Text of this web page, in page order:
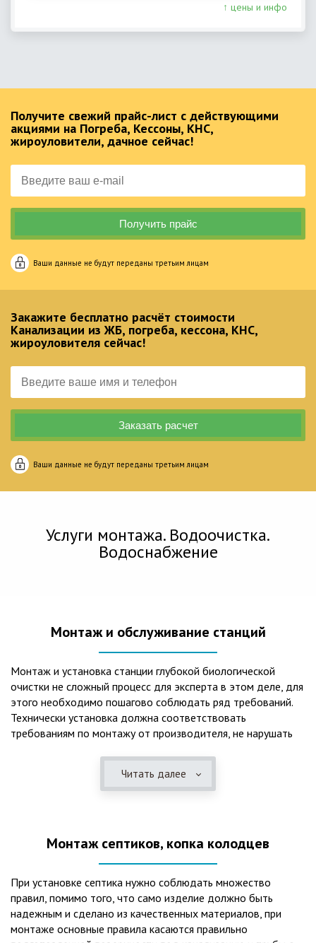
↑ цены и инфо
Получите свежий прайс-лист с действующими
акциями на Погреба, Кессоны, КНС,
жироуловители, дачное сейчас!
Ваши данные не будут переданы третьим лицам
Закажите бесплатно расчёт стоимости
Канализации из ЖБ, погреба, кессона, КНС,
жироуловителя сейчас!
Ваши данные не будут переданы третьим лицам
Услуги монтажа. Водоочистка.
Водоснабжение
Монтаж и обслуживание станций
Монтаж и установка станции глубокой биологической
очистки не сложный процесс для эксперта в этом деле, для
этого необходимо пошагово соблюдать ряд требований.
Технически установка должна соответствовать
требованиям по монтажу от производителя, не нарушать
представления о требованиях ПУЭ, ведь не качественный
монтаж может привезти не только к выходу из строя
вод – самый эффективный способ из всех существующих
оборудования вода может применяться для хозяйственных
нужд и полива огорода, а остатки ила при чистке могут
стать эффективным удобрением. Нет необходимости
тратить средства на ассенизаторскую машину. Системы
Читать далее
Монтаж септиков, копка колодцев
При установке септика нужно соблюдать множество
правил, помимо того, что само изделие должно быть
надежным и сделано из качественных материалов, при
монтаже основные правила касаются правильно